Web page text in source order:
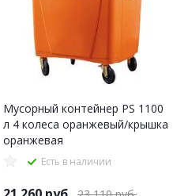
Мусорный контейнер PS 1100
л 4 колеса оранжевый/крышка
оранжевая
Есть в наличии